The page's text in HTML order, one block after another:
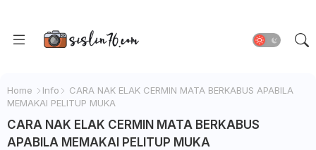
Home Info
CARA NAK ELAK CERMIN MATA BERKABUS APABILA
MEMAKAI PELITUP MUKA
CARA NAK ELAK CERMIN MATA BERKABUS
APABILA MEMAKAI PELITUP MUKA